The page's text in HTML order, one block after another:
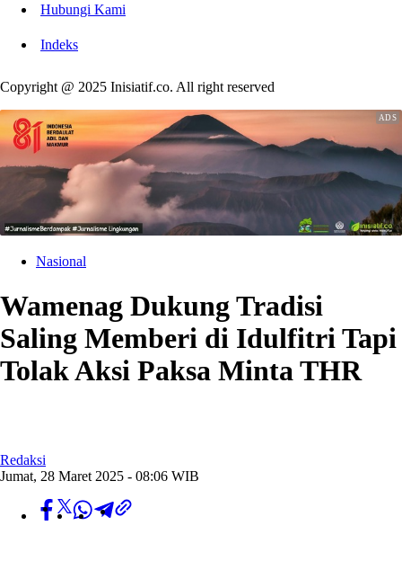
Hubungi Kami
Indeks
Copyright @ 2025 Inisiatif.co. All right reserved
Nasional
Wamenag Dukung Tradisi
Saling Memberi di Idulfitri Tapi
Tolak Aksi Paksa Minta THR
Redaksi
Jumat, 28 Maret 2025 - 08:06 WIB